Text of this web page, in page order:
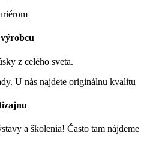
z celého sveta.
U nás najdete originálnu kvalitu
a školenia! Často tam nájdeme